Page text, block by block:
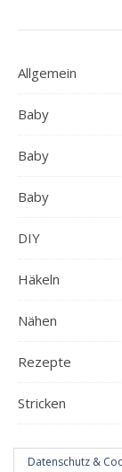
Allgemein
Baby
Baby
Baby
DIY
Häkeln
Nähen
Rezepte
Stricken
Datenschutz &